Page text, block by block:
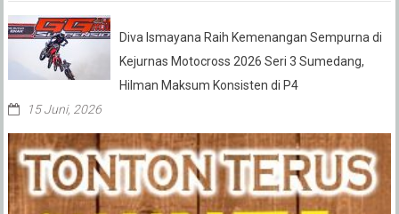
Diva Ismayana Raih Kemenangan Sempurna di
Kejurnas Motocross 2026 Seri 3 Sumedang,
Hilman Maksum Konsisten di P4
15 Juni, 2026